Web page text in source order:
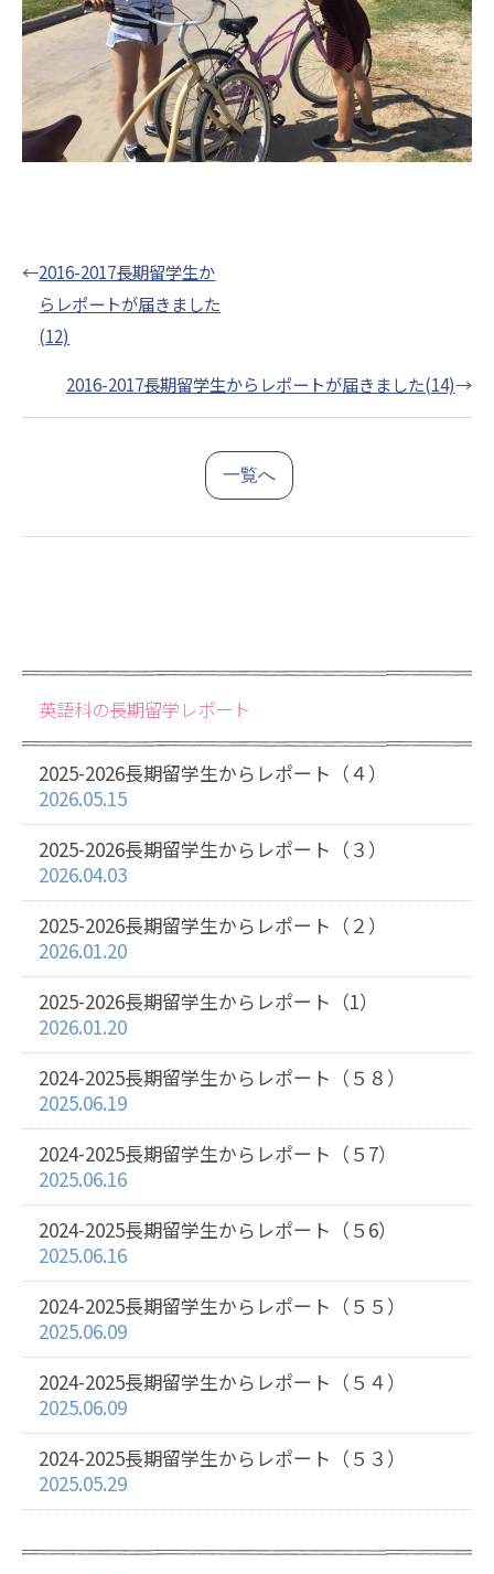
←2016-2017長期留学生か
らレポートが届きました
(12)
2016-2017長期留学生からレポートが届きました(14)→
一覧へ
英語科の長期留学レポート
2025-2026長期留学生からレポート（４）
2026.05.15
2025-2026長期留学生からレポート（３）
2026.04.03
2025-2026長期留学生からレポート（２）
2026.01.20
2025-2026長期留学生からレポート（1）
2026.01.20
2024-2025長期留学生からレポート（５８）
2025.06.19
2024-2025長期留学生からレポート（５7）
2025.06.16
2024-2025長期留学生からレポート（５6）
2025.06.16
2024-2025長期留学生からレポート（５５）
2025.06.09
2024-2025長期留学生からレポート（５４）
2025.06.09
2024-2025長期留学生からレポート（５３）
2025.05.29